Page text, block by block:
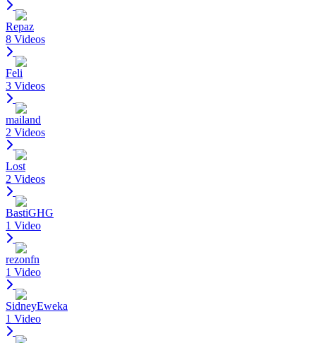
Repaz
8 Videos
Feli
3 Videos
mailand
2 Videos
Lost
2 Videos
BastiGHG
1 Video
rezonfn
1 Video
SidneyEweka
1 Video